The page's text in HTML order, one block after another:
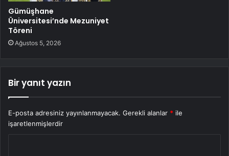
Gümüşhane
Üniversitesi’nde Mezuniyet
Töreni
Ağustos 5, 2026
Bir yanıt yazın
E-posta adresiniz yayınlanmayacak. Gerekli alanlar * ile
işaretlenmişlerdir